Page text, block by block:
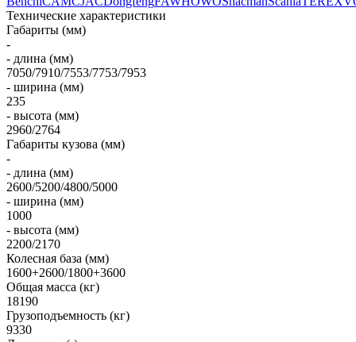
Технические характеристики
Габариты (мм)
-
- длина (мм)
7050/7910/7553/7753/7953
- ширина (мм)
235
- высота (мм)
2960/2764
Габариты кузова (мм)
-
- длина (мм)
2600/5200/4800/5000
- ширина (мм)
1000
- высота (мм)
2200/2170
Колесная база (мм)
1600+2600/1800+3600
Общая масса (кг)
18190
Грузоподъемность (кг)
9330